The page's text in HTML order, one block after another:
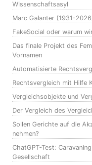
Wissenschaftsasyl
Marc Galanter (1931-
FakeSocial oder warum
Das finale Projekt des
Vornamen
Automatisierte
Rechtsvergleich mit Hilfe
Vergleichsobjekte und
Der Vergleich des
Sollen Gerichte auf die
nehmen?
ChatGPT-Test:
Gesellschaft